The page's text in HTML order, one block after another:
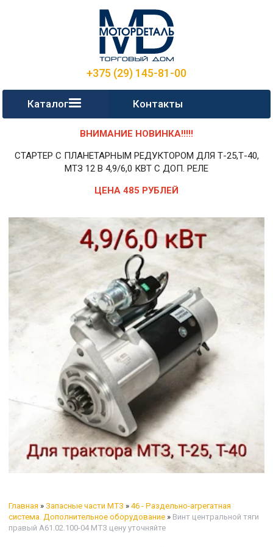
+375 (29) 145-81-00
Каталог Контакты
ВНИМАНИЕ НОВИНКА!!!!!
СТАРТЕР С ПЛАНЕТАРНЫМ РЕДУКТОРОМ ДЛЯ Т-25,Т-40,
МТЗ 12 В 4,9/6,0 КВТ С ДОП. РЕЛЕ
ЦЕНА 485 РУБЛЕЙ
Главная » Запасные части МТЗ » 46 - Раздельно-агрегатная
система. Дополнительное оборудование » Винт центральной тяги
правый А61.02.100-04 МТЗ цену уточняйте